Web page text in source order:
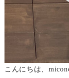
こんにちは、